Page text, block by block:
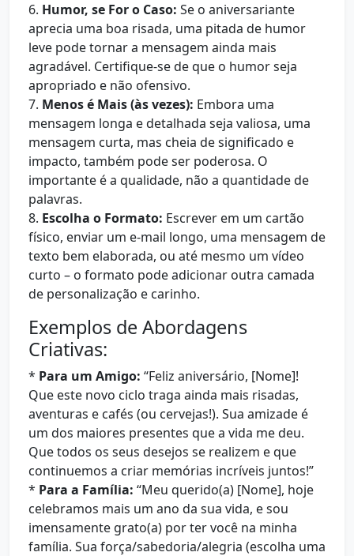
6. Humor, se For o Caso: Se o aniversariante
aprecia uma boa risada, uma pitada de humor
leve pode tornar a mensagem ainda mais
agradável. Certifique-se de que o humor seja
apropriado e não ofensivo.
7. Menos é Mais (às vezes): Embora uma
mensagem longa e detalhada seja valiosa, uma
mensagem curta, mas cheia de significado e
impacto, também pode ser poderosa. O
importante é a qualidade, não a quantidade de
palavras.
8. Escolha o Formato: Escrever em um cartão
físico, enviar um e-mail longo, uma mensagem de
texto bem elaborada, ou até mesmo um vídeo
curto – o formato pode adicionar outra camada
de personalização e carinho.
Exemplos de Abordagens
Criativas:
* Para um Amigo: “Feliz aniversário, [Nome]!
Que este novo ciclo traga ainda mais risadas,
aventuras e cafés (ou cervejas!). Sua amizade é
um dos maiores presentes que a vida me deu.
Que todos os seus desejos se realizem e que
continuemos a criar memórias incríveis juntos!”
* Para a Família: “Meu querido(a) [Nome], hoje
celebramos mais um ano da sua vida, e sou
imensamente grato(a) por ter você na minha
família. Sua força/sabedoria/alegria (escolha uma